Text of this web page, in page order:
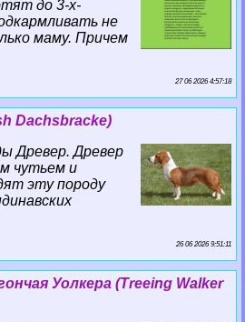
до 3-х-
не
маму. Причем
27 06 2026 4:57:18
Dachsbracke)
Древер. Древер
чутьем и
эту породу
26 06 2026 9:51:11
Уолкера (Treeing Walker